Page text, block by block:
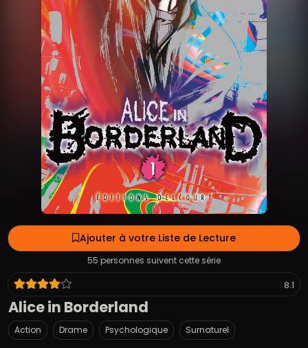
Ajouter à votre Liste de Lecture
55 personnes suivent cette série
8.1
Alice in Borderland
Action Drame Psychologique Surnaturel